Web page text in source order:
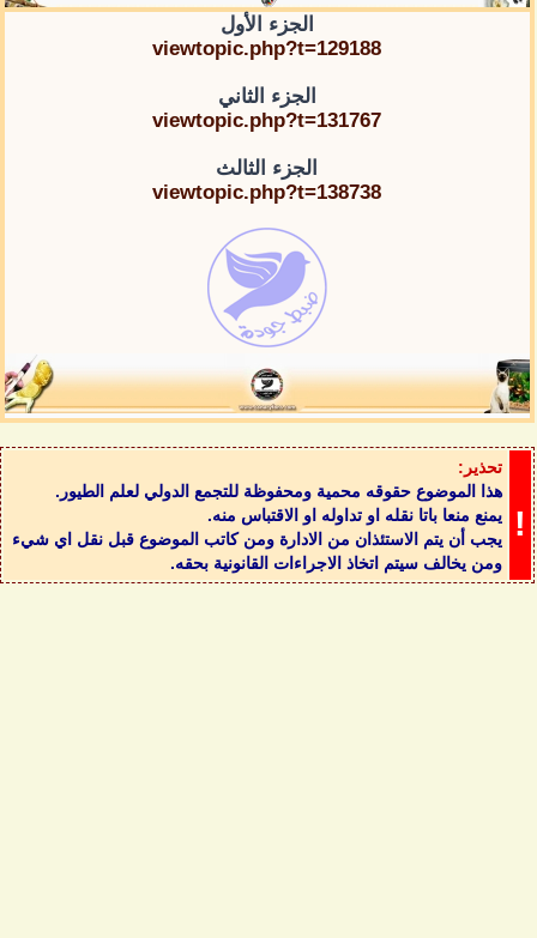
الجزء الأول
viewtopic.php?t=129188
الجزء الثاني
viewtopic.php?t=131767
الجزء الثالث
viewtopic.php?t=138738
!
تحذير:
هذا الموضوع حقوقه محمية ومحفوظة للتجمع الدولي لعلم الطيور.
يمنع منعا باتا نقله او تداوله او الاقتباس منه.
يجب أن يتم الاستئذان من الادارة ومن كاتب الموضوع قبل نقل اي شيء
ومن يخالف سيتم اتخاذ الاجراءات القانونية بحقه.